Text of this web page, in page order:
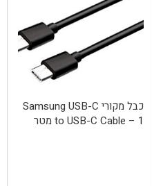
כבל מקורי Samsung USB-C
to USB-C Cable – 1 מטר